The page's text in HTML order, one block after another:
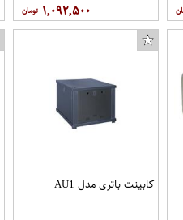
۱,۰۹۲,۵۰۰
کابینت باتری مدل AU1